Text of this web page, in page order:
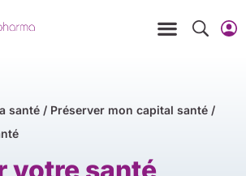
santé / Préserver mon capital santé /